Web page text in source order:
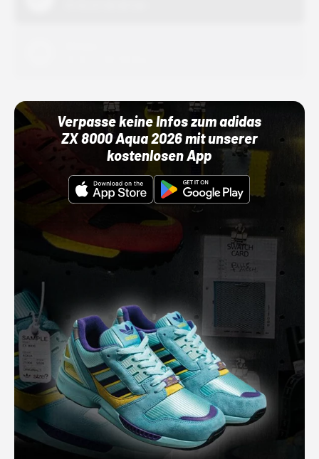
Verpasse keine Infos zum adidas
ZX 8000 Aqua 2026 mit unserer
kostenlosen App